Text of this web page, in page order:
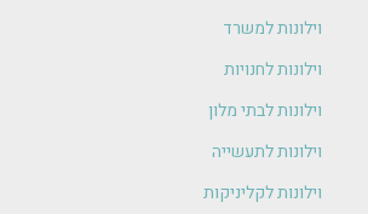
וילונות למשרד
וילונות לחנויות
וילונות לבתי מלון
וילונות לתעשייה
וילונות לקליניקות